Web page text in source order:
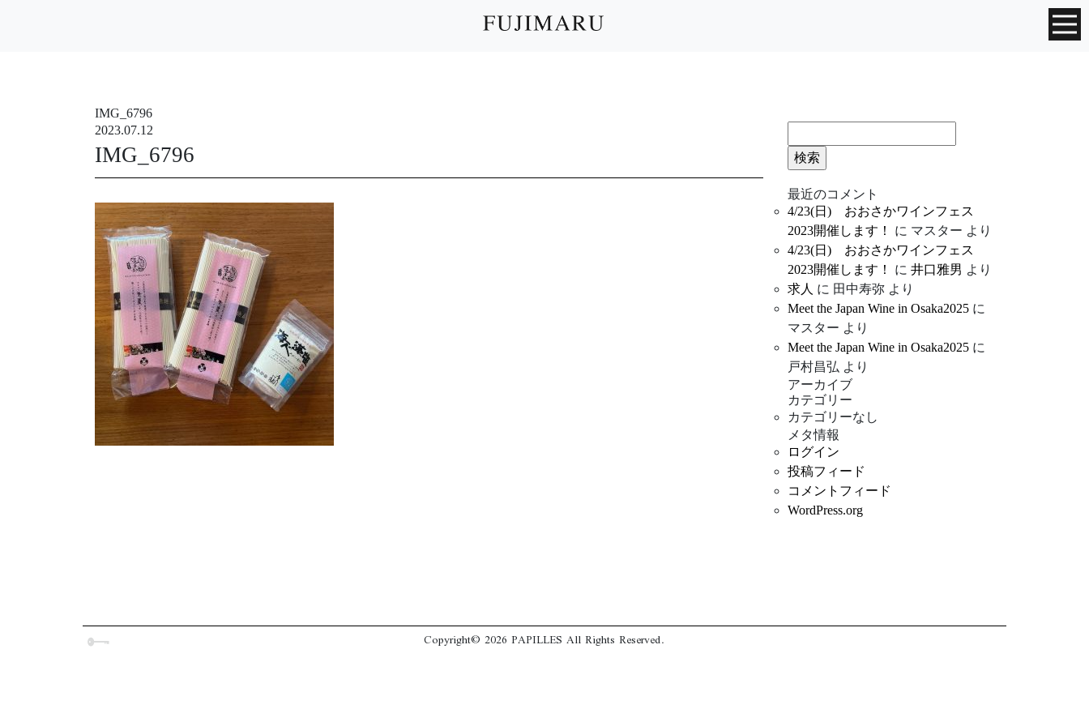
IMG_6796
2023.07.12
IMG_6796
索:
最近のコメント
4/23(日) おおさかワインフェス
2023開催します！
に マスター より
4/23(日) おおさかワインフェス
2023開催します！
に 井口雅男 より
求人 に 田中寿弥 より
Meet the Japan Wine in Osaka2025 に
マスター より
Meet the Japan Wine in Osaka2025 に
戸村昌弘 より
アーカイブ
カテゴリー
カテゴリーなし
メタ情報
ログイン
投稿フィード
コメントフィード
WordPress.org
Copyright© 2026 PAPILLES All Rights Reserved.